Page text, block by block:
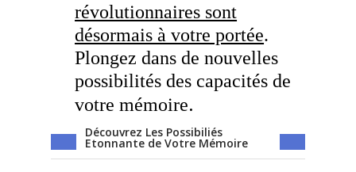
révolutionnaires sont
désormais à votre portée.
Plongez dans de nouvelles
possibilités des capacités de
votre mémoire.
Découvrez Les Possibiliés
Etonnante de Votre Mémoire